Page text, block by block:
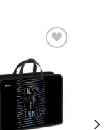
Добавить
в список
желаний